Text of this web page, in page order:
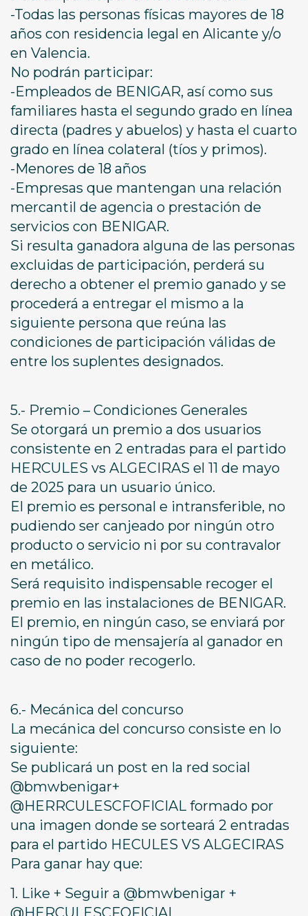
-Todas las personas físicas mayores de 18
años con residencia legal en Alicante y/o
en Valencia.
No podrán participar:
-Empleados de BENIGAR, así como sus
familiares hasta el segundo grado en línea
directa (padres y abuelos) y hasta el cuarto
grado en línea colateral (tíos y primos).
-Menores de 18 años
-Empresas que mantengan una relación
mercantil de agencia o prestación de
servicios con BENIGAR.
Si resulta ganadora alguna de las personas
excluidas de participación, perderá su
derecho a obtener el premio ganado y se
procederá a entregar el mismo a la
siguiente persona que reúna las
condiciones de participación válidas de
entre los suplentes designados.
5.- Premio – Condiciones Generales
Se otorgará un premio a dos usuarios
consistente en 2 entradas para el partido
HERCULES vs ALGECIRAS el 11 de mayo
de 2025 para un usuario único.
El premio es personal e intransferible, no
pudiendo ser canjeado por ningún otro
producto o servicio ni por su contravalor
en metálico.
Será requisito indispensable recoger el
premio en las instalaciones de BENIGAR.
El premio, en ningún caso, se enviará por
ningún tipo de mensajería al ganador en
caso de no poder recogerlo.
6.- Mecánica del concurso
La mecánica del concurso consiste en lo
siguiente:
Se publicará un post en la red social
@bmwbenigar+
@HERRCULESCFOFICIAL formado por
una imagen donde se sorteará 2 entradas
para el partido HECULES VS ALGECIRAS
Para ganar hay que:
1. Like + Seguir a @bmwbenigar +